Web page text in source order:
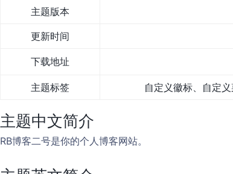
主题版本
更新时间
下载地址
主题标签 自定义徽标、自定
主题中文简介
RB博客二号是你的个人博客网站。